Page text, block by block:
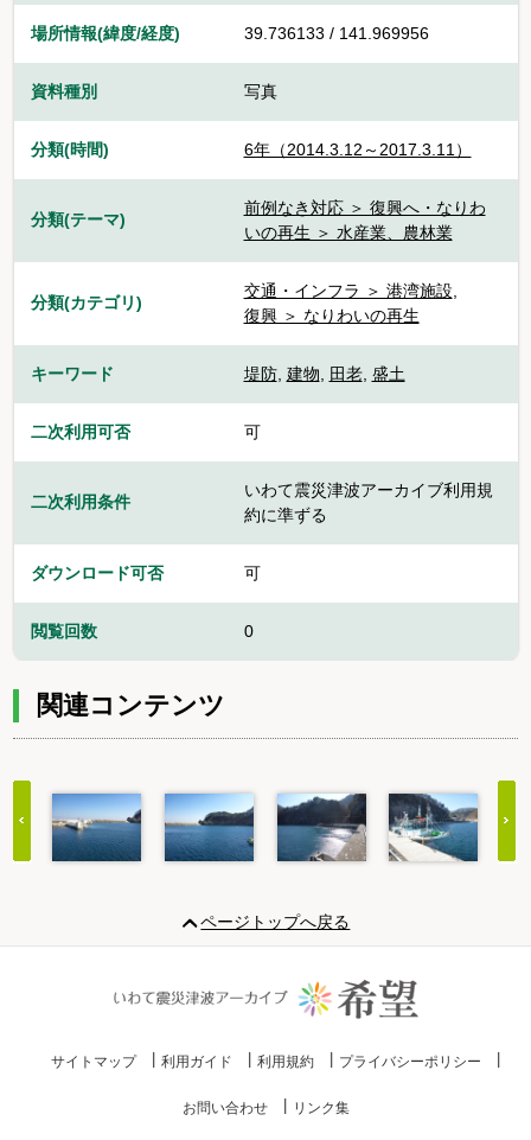
場所情報(緯度/経度) 39.736133 / 141.969956
資料種別 写真
分類(時間) 6年（2014.3.12～2017.3.11）
分類(テーマ)
前例なき対応 ＞ 復興へ・なりわ
いの再生 ＞ 水産業、農林業
分類(カテゴリ)
交通・インフラ ＞ 港湾施設,
復興 ＞ なりわいの再生
キーワード 堤防, 建物, 田老, 盛土
二次利用可否 可
二次利用条件
いわて震災津波アーカイブ利用規
約に準ずる
ダウンロード可否 可
閲覧回数 0
関連コンテンツ
20
ページトップへ戻る
サイトマップ 利用ガイド 利用規約 プライバシーポリシー
お問い合わせ リンク集